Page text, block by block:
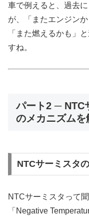
車で例えると、過去
が、「またエンジン
「また燃えるかも」
すね。
パート2 ─ NTC
のメカニズムを
NTCサーミスタ
NTCサーミスタって
「Negative